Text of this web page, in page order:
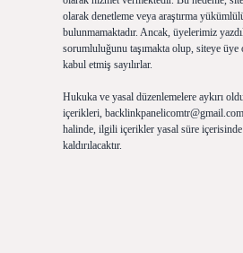
olarak denetleme veya araştırma
bulunmamaktadır. Ancak, üyelerimiz
sorumluluğunu taşımakta olup, siteye
kabul etmiş sayılırlar.
Hukuka ve yasal düzenlemelere aykırı
içerikleri, backlinkpanelicomtr@gmail.com
halinde, ilgili içerikler yasal süre
kaldırılacaktır.